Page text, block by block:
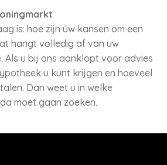
is: hoe zijn úw kansen om een
hangt volledig af van uw
Als u bij ons aanklopt voor advies
u kunt krijgen en hoeveel
Dan weet u in welke
moet gaan zoeken.